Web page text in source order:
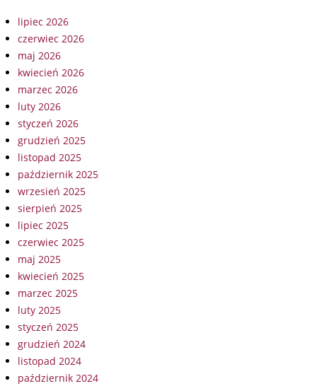
lipiec 2026
czerwiec 2026
maj 2026
kwiecień 2026
marzec 2026
luty 2026
styczeń 2026
grudzień 2025
listopad 2025
październik 2025
wrzesień 2025
sierpień 2025
lipiec 2025
czerwiec 2025
maj 2025
kwiecień 2025
marzec 2025
luty 2025
styczeń 2025
grudzień 2024
listopad 2024
październik 2024